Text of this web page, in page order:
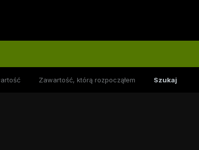
Zawartość, którą rozpocząłem Szukaj